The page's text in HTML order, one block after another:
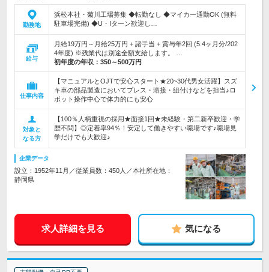
勤務地
浜松本社・菊川工場募集 ◆転勤なし ◆マイカー通勤OK (無料
駐車場完備) ◆U・Iターン歓迎し…
給与
月給19万円～月給25万円 + 諸手当 + 賞与年2回 (5.4ヶ月分/202
4年度) ※残業代は別途全額支給します。 …
初年度の年収： 350～500万円
仕事内容
【マニュアルとOJTで安心スタート★20~30代男女活躍】スズ
キ車の部品製造においてプレス・溶接・組付けなどを担当♪ロ
ボット操作中心で体力的にも安心
対象と
なる方
【100％人柄重視の採用★面接1回★未経験・第二新卒歓迎・学
歴不問】◎定着率94％！安定して働きやすい職場です♪職場見
学だけでも大歓迎♪
企業データ
設立：1952年11月／従業員数：450人／本社所在地：
静岡県
求人詳細を見る 気になる